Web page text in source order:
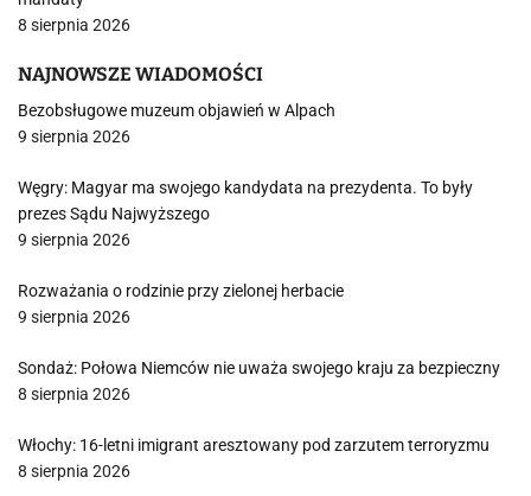
8 sierpnia 2026
NAJNOWSZE WIADOMOŚCI
Bezobsługowe muzeum objawień w Alpach
9 sierpnia 2026
Węgry: Magyar ma swojego kandydata na prezydenta. To były
prezes Sądu Najwyższego
9 sierpnia 2026
Rozważania o rodzinie przy zielonej herbacie
9 sierpnia 2026
Sondaż: Połowa Niemców nie uważa swojego kraju za bezpieczny
8 sierpnia 2026
Włochy: 16-letni imigrant aresztowany pod zarzutem terroryzmu
8 sierpnia 2026